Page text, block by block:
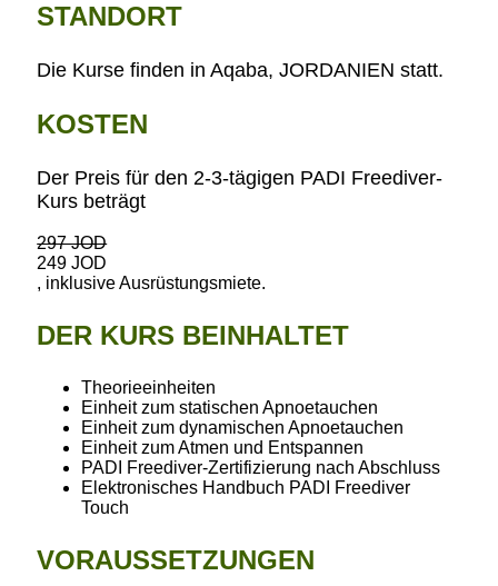
STANDORT
Die Kurse finden in Aqaba, JORDANIEN statt.
KOSTEN
Der Preis für den 2-3-tägigen PADI Freediver-
Kurs beträgt
297 JOD
249 JOD
, inklusive Ausrüstungsmiete.
DER KURS BEINHALTET
Theorieeinheiten
Einheit zum statischen Apnoetauchen
Einheit zum dynamischen Apnoetauchen
Einheit zum Atmen und Entspannen
PADI Freediver-Zertifizierung nach Abschluss
Elektronisches Handbuch PADI Freediver
Touch
VORAUSSETZUNGEN